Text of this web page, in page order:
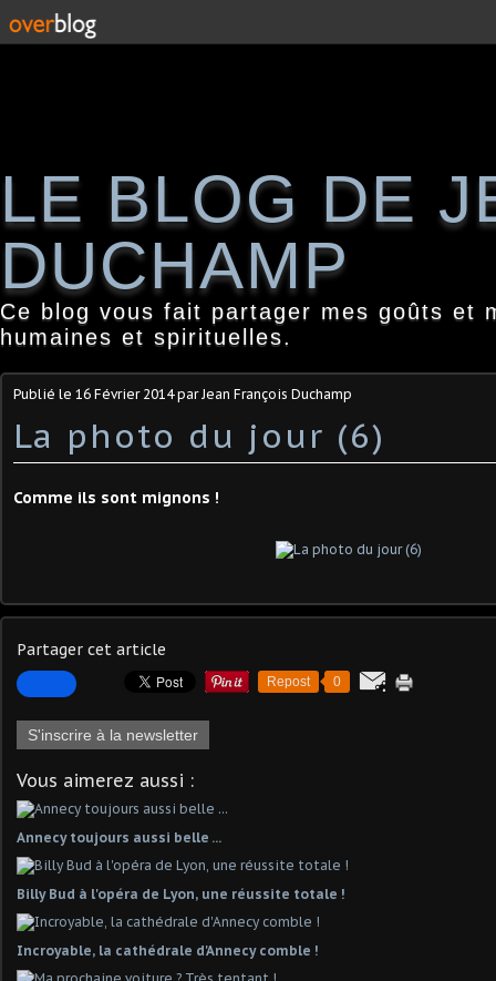
LE BLOG DE
DUCHAMP
Ce blog vous fait partager mes goûts et
humaines et spirituelles.
Publié le 16 Février 2014par Jean François Duchamp
La photo du jour (6)
Comme ils sont mignons !
Partager cet article
Repost 0
S'inscrire à la newsletter
Vous aimerez aussi :
Annecy toujours aussi belle ...
Billy Bud à l'opéra de Lyon, une réussite totale !
Incroyable, la cathédrale d'Annecy comble !